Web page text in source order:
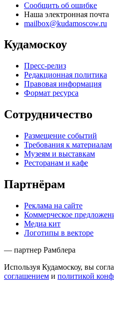
Сообщить об ошибке
Наша электронная почта
mailbox@kudamoscow.ru
Кудамоскоу
Пресс-релиз
Редакционная политика
Правовая информация
Формат ресурса
Сотрудничество
Размещение событий
Требования к материалам
Музеям и выставкам
Ресторанам и кафе
Партнёрам
Реклама на сайте
Коммерческое
Медиа кит
Логотипы в векторе
— партнер Рамблера
Используя Кудамоскоу, вы
соглашением и политикой